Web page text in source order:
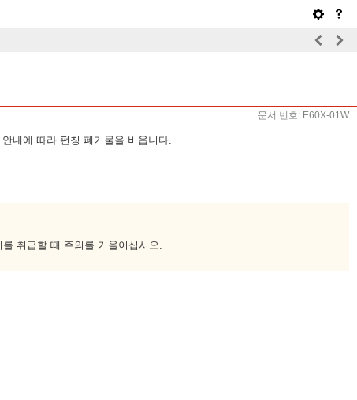
문서 번호: E60X-01W
내에 따라 펀칭 폐기물을 비웁니다.
취급할 때 주의를 기울이십시오.